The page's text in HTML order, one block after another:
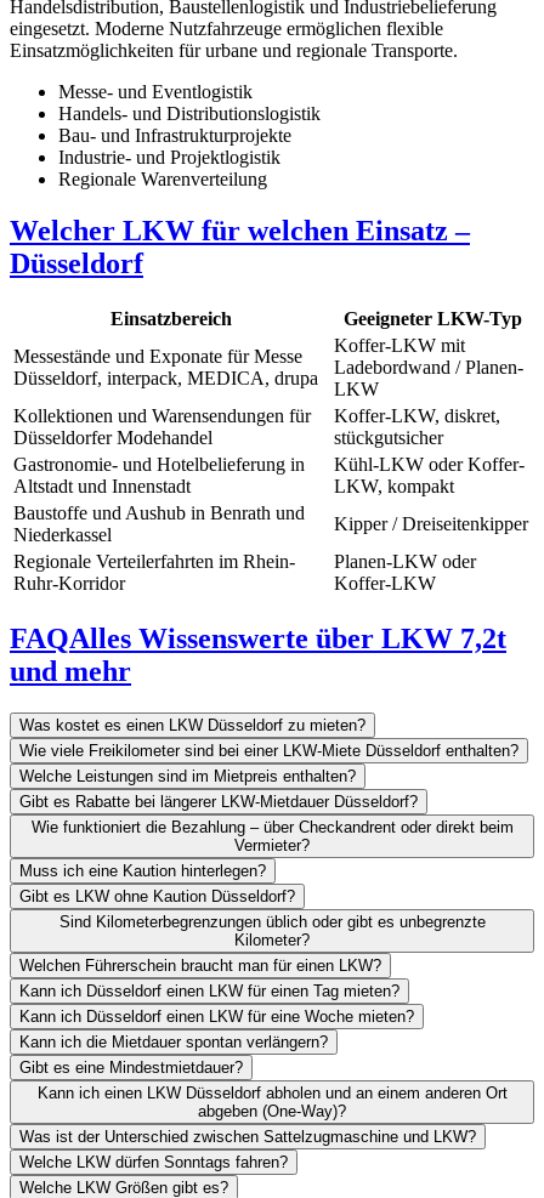
Handelsdistribution, Baustellenlogistik und Industriebelieferung
eingesetzt. Moderne Nutzfahrzeuge ermöglichen flexible
Einsatzmöglichkeiten für urbane und regionale Transporte.
Messe- und Eventlogistik
Handels- und Distributionslogistik
Bau- und Infrastrukturprojekte
Industrie- und Projektlogistik
Regionale Warenverteilung
Welcher LKW für welchen Einsatz –
Düsseldorf
Einsatzbereich
Geeigneter LKW-Typ
Messestände und Exponate für Messe
Düsseldorf, interpack, MEDICA, drupa
Koffer-LKW mit
Ladebordwand / Planen-
LKW
Kollektionen und Warensendungen für
Düsseldorfer Modehandel
Koffer-LKW, diskret,
stückgutsicher
Gastronomie- und Hotelbelieferung in
Altstadt und Innenstadt
Kühl-LKW oder Koffer-
LKW, kompakt
Baustoffe und Aushub in Benrath und
Niederkassel
Kipper / Dreiseitenkipper
Regionale Verteilerfahrten im Rhein-
Ruhr-Korridor
Planen-LKW oder
Koffer-LKW
FAQAlles Wissenswerte über LKW 7,2t
und mehr
Was kostet es einen LKW Düsseldorf zu mieten?
Wie viele Freikilometer sind bei einer LKW-Miete Düsseldorf enthalten?
Welche Leistungen sind im Mietpreis enthalten?
Gibt es Rabatte bei längerer LKW-Mietdauer Düsseldorf?
Wie funktioniert die Bezahlung – über Checkandrent oder direkt beim
Vermieter?
Muss ich eine Kaution hinterlegen?
Gibt es LKW ohne Kaution Düsseldorf?
Sind Kilometerbegrenzungen üblich oder gibt es unbegrenzte
Kilometer?
Welchen Führerschein braucht man für einen LKW?
Kann ich Düsseldorf einen LKW für einen Tag mieten?
Kann ich Düsseldorf einen LKW für eine Woche mieten?
Kann ich die Mietdauer spontan verlängern?
Gibt es eine Mindestmietdauer?
Kann ich einen LKW Düsseldorf abholen und an einem anderen Ort
abgeben (One-Way)?
Was ist der Unterschied zwischen Sattelzugmaschine und LKW?
Welche LKW dürfen Sonntags fahren?
Welche LKW Größen gibt es?